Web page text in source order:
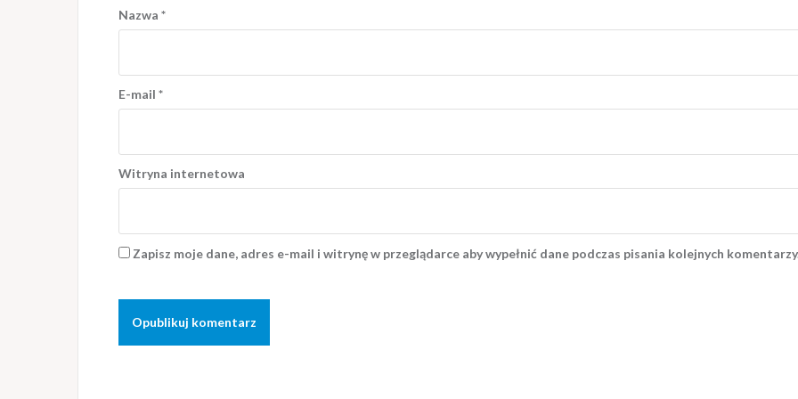
Nazwa *
E-mail *
Witryna internetowa
Zapisz moje dane, adres e-mail i witrynę w przeglądarce aby wypełnić dane podczas pisania kolejnych